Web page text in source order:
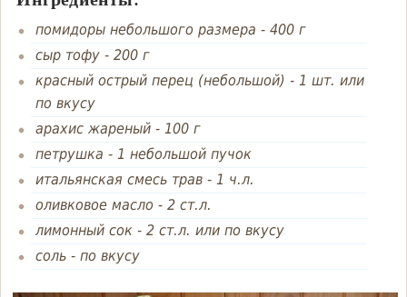
помидоры небольшого размера - 400 г
сыр тофу- 200 г
красный острый перец (небольшой) - 1 шт. или
по вкусу
арахис жареный- 100 г
петрушка - 1 небольшой пучок
итальянская смесь трав- 1 ч.л.
оливковое масло- 2 ст.л.
лимонный сок- 2 ст.л. или по вкусу
соль- по вкусу